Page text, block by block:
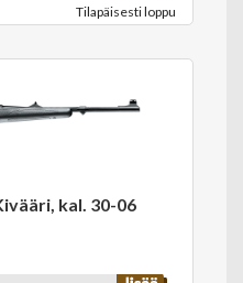
Tilapäisesti loppu
kal. 30-06